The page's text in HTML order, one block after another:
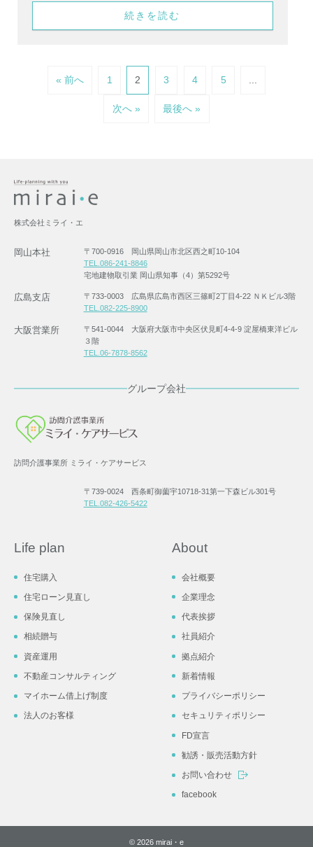
続きを読む
« 前へ 1 2 3 4 5
次へ » 最後へ »
株式会社ミライ・エ
岡山本社
〒700-0916 岡山県岡山市北区西之町10-104
TEL.086-241-8846
宅地建物取引業 岡山県知事（4）第5292号
広島支店
〒733-0003 広島県広島市西区三篠町2丁目4-22 ＮＫビル3階
TEL.082-225-8900
大阪営業所
〒541-0044 大阪府大阪市中央区伏見町4-4-9 淀屋橋東洋ビル
３階
TEL.06-7878-8562
グループ会社
訪問介護事業所 ミライ・ケアサービス
〒739-0024 西条町御薗宇10718-31第一下森ビル301号
TEL.082-426-5422
Life plan
住宅購入
住宅ローン見直し
保険見直し
相続贈与
資産運用
不動産コンサルティング
マイホーム借上げ制度
法人のお客様
About
会社概要
企業理念
代表挨拶
社員紹介
拠点紹介
新着情報
プライバシーポリシー
セキュリティポリシー
FD宣言
勧誘・販売活動方針
お問い合わせ
facebook
© 2026 mirai・e